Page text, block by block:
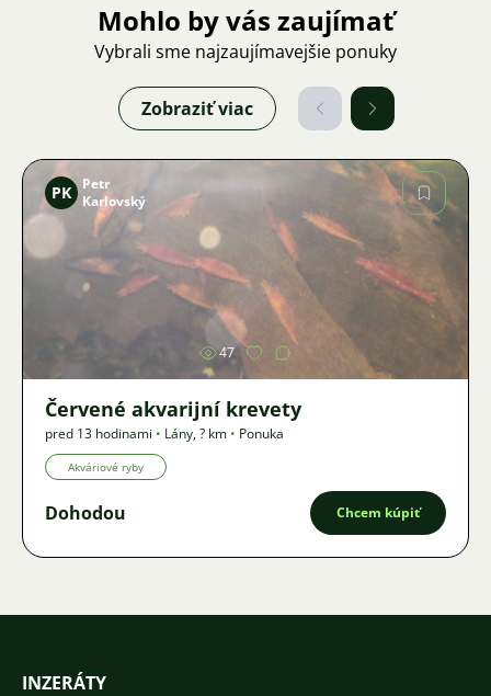
Mohlo by vás zaujímať
Vybrali sme najzaujímavejšie ponuky
Zobraziť viac
Obrázok
PK
Petr
Karlovský
47
Červené akvarijní krevety
pred 13 hodinami • Lány,? km • Ponuka
Akváriové ryby
Dohodou Chcem kúpiť
INZERÁTY